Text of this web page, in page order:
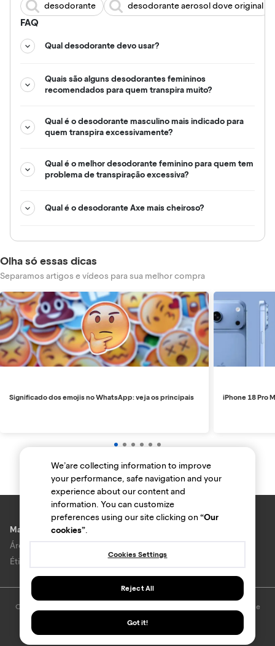
desodorante desodorante aerosol dove original
FAQ
Qual desodorante devo usar?
Quais são alguns desodorantes femininos
recomendados para quem transpira muito?
Qual é o desodorante masculino mais indicado para
quem transpira excessivamente?
Qual é o melhor desodorante feminino para quem tem
problema de transpiração excessiva?
Qual é o desodorante Axe mais cheiroso?
Olha só essas dicas
Separamos artigos e vídeos para sua melhor compra
Significado dos emojis no WhatsApp: veja os principais iPhone 18 Pro
Marcas e lojas
Área do anunciante
Ética e Integridade
O uso deste site está sujeito aos termos e condições do
e
© Bondfaro. Todos os direitos reservados.
We’are collecting information to improve
your performance, safe navigation and your
experience about our content and
information. You can customize
preferences using our site clicking on“Our
cookies”.
Cookies Settings
Reject All
Got it!